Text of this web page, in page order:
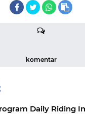
komentar
Daily Riding